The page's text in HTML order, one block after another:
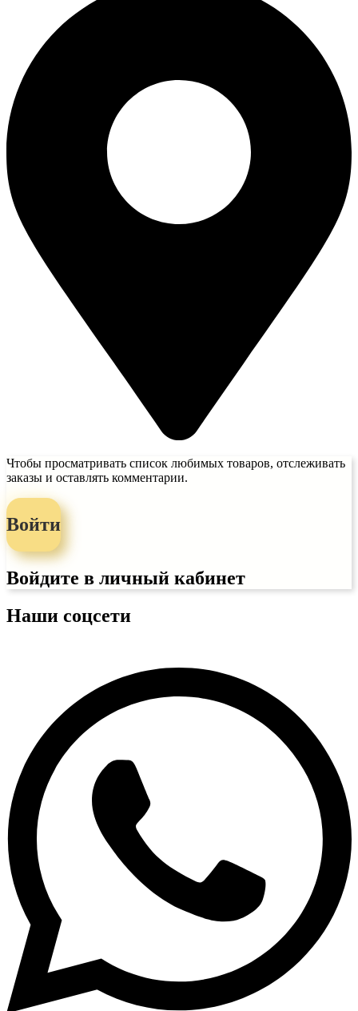
Чтобы просматривать список любимых товаров, отслеживать
заказы и оставлять комментарии.
Войти
Войдите в личный кабинет
Наши соцсети